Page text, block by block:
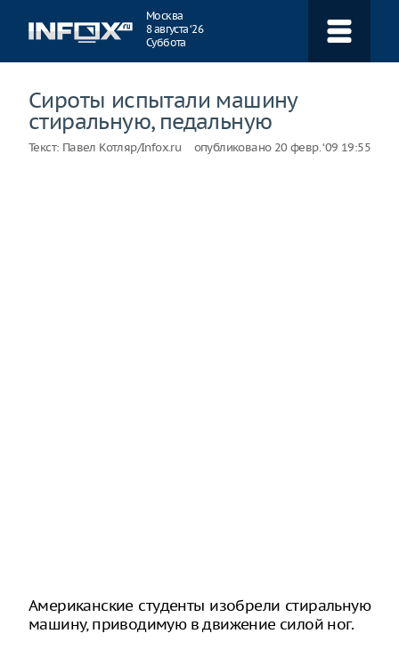
Москва
8 августа ‘26
Суббота
Сироты испытали машину
стиральную, педальную
Текст: Павел Котляр/Infox.ru опубликовано 20 февр. ‘09 19:55
Американские студенты изобрели стиральную
машину, приводимую в движение силой ног.